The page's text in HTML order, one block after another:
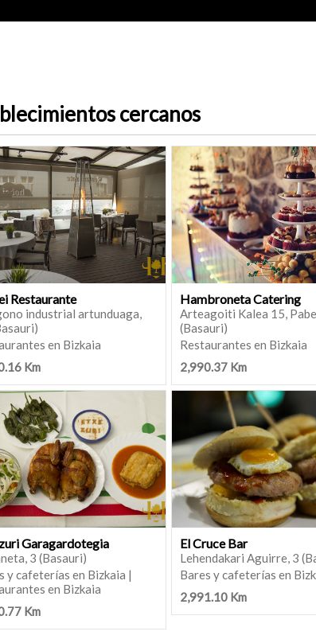
cercanos
Restaurante
industrial artunduaga,
en Bizkaia
Km
Hambroneta Catering
Arteagoiti Kalea 15,
(Basauri)
Restaurantes en Bizkaia
2,990.37 Km
Garagardotegia
3 (Basauri)
y cafeterías en Bizkaia |
en Bizkaia
Km
El Cruce Bar
Lehendakari Aguirre, 3
Bares y cafeterías en
2,991.10 Km